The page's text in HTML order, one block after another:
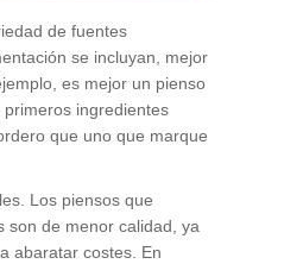
de fuentes
se incluyan, mejor
es mejor un pienso
ingredientes
que uno que marque
Los piensos que
son de menor calidad, ya
abaratar costes. En